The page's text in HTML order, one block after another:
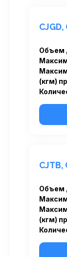
CJGD,
Объем
(кгм)
CJTB,
Объем
(кгм)